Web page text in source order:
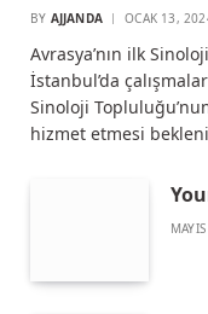
BY AJJANDA OCAK 13,
Avrasya’nın ilk
İstanbul’da
Sinoloji
hizmet etmesi